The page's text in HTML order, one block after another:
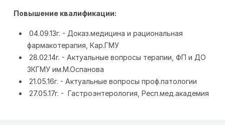
Повышение квалификации:
04.09.13г. - Доказ.медицина и рациональная
фармакотерапия, Кар.ГМУ
28.02.14г. - Актуальные вопросы терапии, ФП и ДО
ЗКГМУ им.М.Оспанова
21.05.16г. - Актуальные вопросы проф.патологии
27.05.17г. - Гастроэнтерология, Респ.мед.академия